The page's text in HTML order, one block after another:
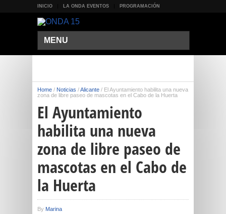
INICIO LA ONDA EVENTOS PROGRAMACIÓN
MENU
Home / Noticias /Alicante / El Ayuntamiento habilita una nueva
zona de libre paseo de mascotas en el Cabo de la Huerta
El Ayuntamiento
habilita una nueva
zona de libre paseo de
mascotas en el Cabo de
la Huerta
By Marina